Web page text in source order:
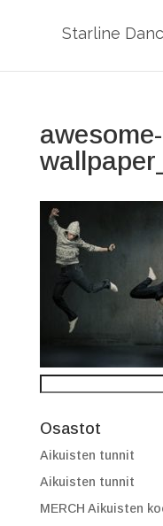
Starline
Osastot
Aikuisten tunnit
Aikuisten tunnit
MERCH Aikuisten